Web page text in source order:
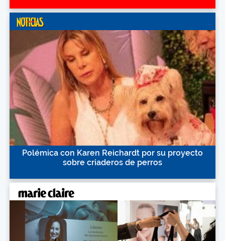
Polémica con Karen Reichardt por su proyecto
sobre criaderos de perros